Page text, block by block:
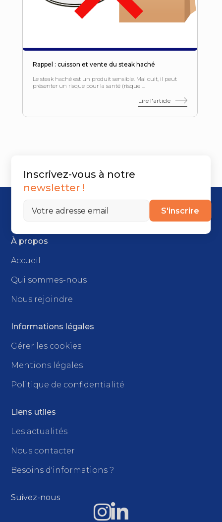
Rappel : cuisson et vente du steak haché
Le steak haché est un produit sensible. Mal cuit, il peut
présenter un risque pour la santé (risque ...
Lire l'article
À propos
Accueil
Qui sommes-nous
Nous rejoindre
Informations légales
Gérer les cookies
Mentions légales
Politique de confidentialité
Liens utiles
Les actualités
Nous contacter
Besoins d'informations ?
Inscrivez-vous à notre
newsletter !
S'inscrire
Suivez-nous